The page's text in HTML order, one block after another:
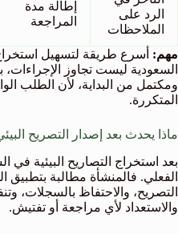
الرد على
الملاحظات
إطالة مدة
المراجعة
مهم: أسرع طريقة لتسهيل
السعودية ليست تجاوز
ومكتمل من البداية، لأن الطلب
المتكررة.
ماذا يحدث بعد إصدار التصريح
بعد استخراج التصاريح البيئية في
الفعلي. فالمنشأة مطالبة بتطبيق
التصريح، والاحتفاظ بالسجلات،
والاستعداد لأي مراجعة أو تفتيش.